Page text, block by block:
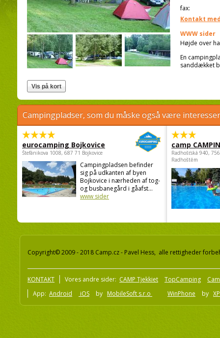
fax:
Kontakt
WWW sider
Højde over
En
sanddækket
Campingpladser, som du måske også være
eurocamping Bojkovice
Štefánikova 1008, 687 71 Bojkovice
Campingpladsen befinder
sig på udkanten af byen
Bojkovice i nærheden af tog-
og busbanegård i gåafst...
www sider
camp
Radhošťská 940,
Radhoštěm
Copyright© 2009 - 2018 Camp.cz - Pavel Hess, alle rettigheder
KONTAKT Vores andre sider: CAMP Tjekkiet TopCamping
App: Android iOS by MobileSoft s.r.o WinPhone by